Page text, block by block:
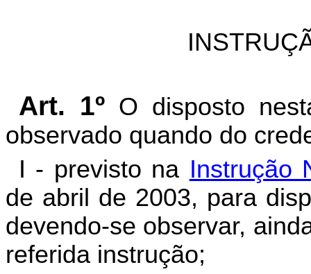
Art. 1º O disposto
observado quando do
I - previsto na Instrução
de abril de 2003, para
devendo-se observar,
referida instrução;